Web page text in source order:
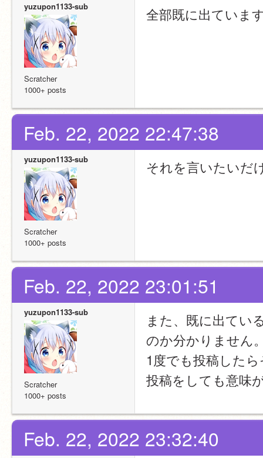
yuzupon1133-sub
Scratcher
1000+ posts
全部既に出ていま
Feb. 22, 2022 22:47:38
yuzupon1133-sub
Scratcher
1000+ posts
それを言いたいだ
Feb. 22, 2022 23:01:51
yuzupon1133-sub
Scratcher
1000+ posts
また、既に出てい
のか分かりません
1度でも投稿した
投稿をしても意味
Feb. 22, 2022 23:32:40